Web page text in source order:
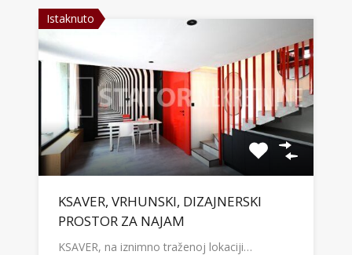
Istaknuto
KSAVER, VRHUNSKI, DIZAJNERSKI
PROSTOR ZA NAJAM
KSAVER, na iznimno traženoj lokaciji…